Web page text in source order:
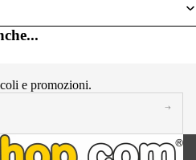
e promozioni.